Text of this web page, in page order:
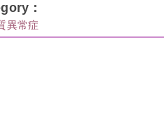
：
異常症